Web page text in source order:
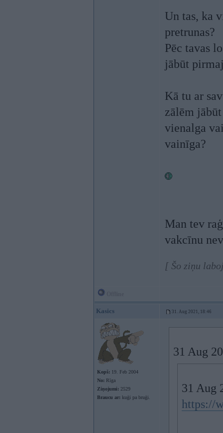
Un tas, ka
pretrunas?
Pēc tavas
jābūt
Kā tu ar
zālēm
vienalga
vainīga?
Man tev
vakcīnu
[ Šo ziņu
Kasics 31. Aug 2021, 18:46
Kopš: 19. Feb 2004
No: Rīga
Ziņojumi: 2529
Braucu ar: kuģi pa bruģi.
31 Aug
31 Aug
https://